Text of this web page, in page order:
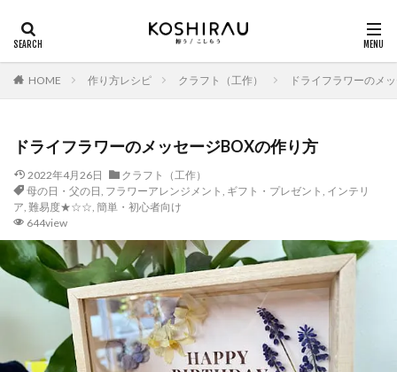
HOME 作り方レシピ クラフト（工作） ドライフラワーのメ
ドライフラワーのメッセージBOXの作り方
2022年4月26日
クラフト（工作）
母の日・父の日, フラワーアレンジメント , ギフト・プレゼント , インテリ
ア, 難易度★☆☆, 簡単・初心者向け
644view